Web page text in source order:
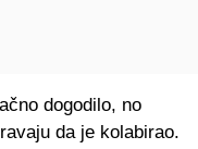
dogodilo, no
da je kolabirao.